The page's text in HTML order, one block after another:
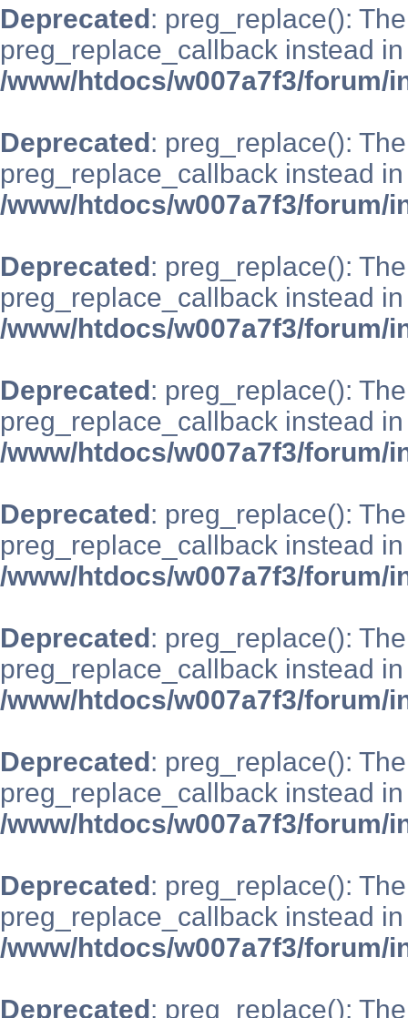
Deprecated: preg_replace():
preg_replace_callback instead in
/www/htdocs/w007a7f3/forum/
Deprecated: preg_replace():
preg_replace_callback instead in
/www/htdocs/w007a7f3/forum/
Deprecated: preg_replace():
preg_replace_callback instead in
/www/htdocs/w007a7f3/forum/
Deprecated: preg_replace():
preg_replace_callback instead in
/www/htdocs/w007a7f3/forum/
Deprecated: preg_replace():
preg_replace_callback instead in
/www/htdocs/w007a7f3/forum/
Deprecated: preg_replace():
preg_replace_callback instead in
/www/htdocs/w007a7f3/forum/
Deprecated: preg_replace():
preg_replace_callback instead in
/www/htdocs/w007a7f3/forum/
Deprecated: preg_replace():
preg_replace_callback instead in
/www/htdocs/w007a7f3/forum/
Deprecated: preg_replace():